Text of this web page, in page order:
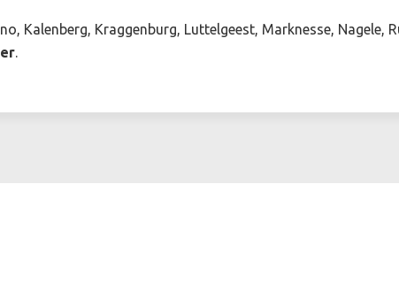
Kalenberg, Kraggenburg, Luttelgeest, Marknesse, Nagele,
.